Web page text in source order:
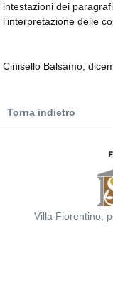
intestazioni dei
l’interpretazione delle
Cinisello Balsamo,
Torna indietro
Villa Fiorentino,